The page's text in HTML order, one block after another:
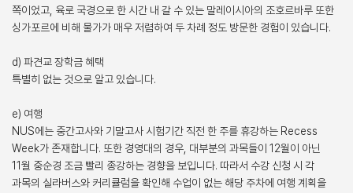
쪽이었고, 육로 국경으로 한 시간 내 갈 수 있는 말레이시아의 조호르바루 또한
싱가포르에 비해 물가가 매우 저렴하여 두 차례 정도 방문한 경험이 있습니다.
d) 파견교 장학금 혜택
특별히 없는 것으로 알고 있습니다.
e) 여행
NUS에는 중간고사와 기말고사 시험기간 직전 한 주를 휴강하는 Recess
Week가 존재합니다. 또한 경영대의 경우, 대부분의 과목들이 12월이 아닌
11월 중순경 조금 빨리 종강하는 경향을 보입니다. 따라서 수강 신청 시 각
과목의 실라버스와 커리큘럼을 확인해 수업이 없는 해당 주차에 여행 계획을